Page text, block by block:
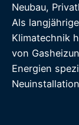
Neubau,
Als
Klimatechnik
von
Energien